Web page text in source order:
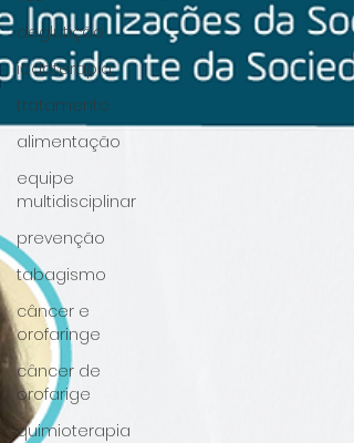
deglutição
iodoterapia
tratamento
alimentação
equipe
multidisciplinar
prevenção
tabagismo
câncer e
orofaringe
câncer de
orofarige
quimioterapia